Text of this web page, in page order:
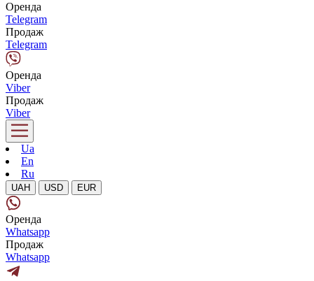
Оренда
Telegram
Продаж
Telegram
Оренда
Viber
Продаж
Viber
Ua
En
Ru
UAH USD EUR
Оренда
Whatsapp
Продаж
Whatsapp